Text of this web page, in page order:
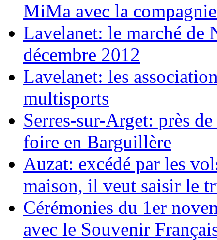
MiMa avec la
Lavelanet: le marché de
décembre 2012
Lavelanet: les
multisports
Serres-sur-Arget: près
foire en Barguillère
Auzat: excédé par les
maison, il veut saisir le
Cérémonies du 1er
avec le Souvenir